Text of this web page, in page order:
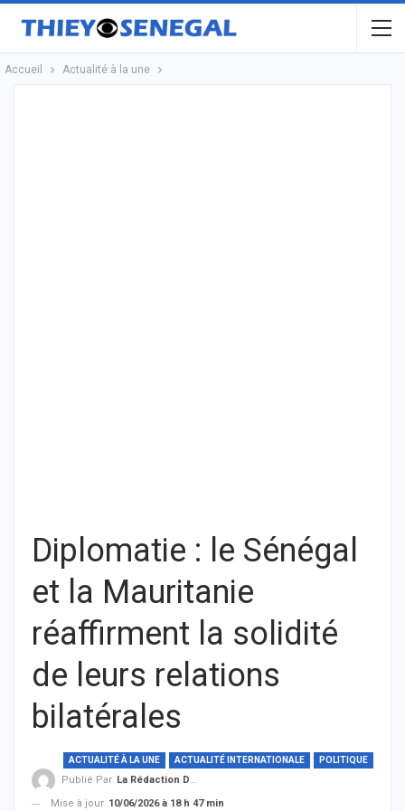
Accueil Actualité à la une
Diplomatie : le Sénégal
et la Mauritanie
réaffirment la solidité
de leurs relations
bilatérales
ACTUALITÉ À LA UNE ACTUALITÉ INTERNATIONALE POLITIQUE
Publié Par La Rédaction De THIEYSENEGAL.com
Mise à jour 10/06/2026 à 18 h 47 min